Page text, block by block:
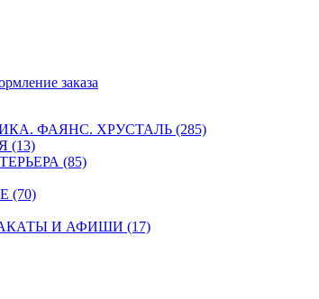
заказа
ФАЯНС. ХРУСТАЛЬ (285)
(13)
(85)
(70)
И АФИШИ (17)